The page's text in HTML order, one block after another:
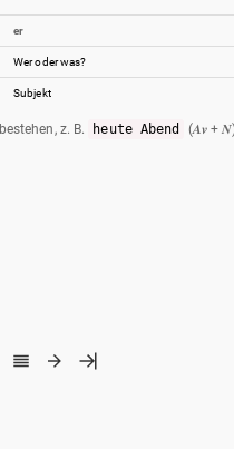
er
Wer oder was?
Subjekt
z. B. heute Abend (𝑨𝒗 +